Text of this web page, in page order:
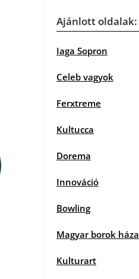
Ajánlott oldalak:
Iaga Sopron
Celeb vagyok
Ferxtreme
Kultucca
Dorema
Innováció
Bowling
Magyar borok háza
Kulturart